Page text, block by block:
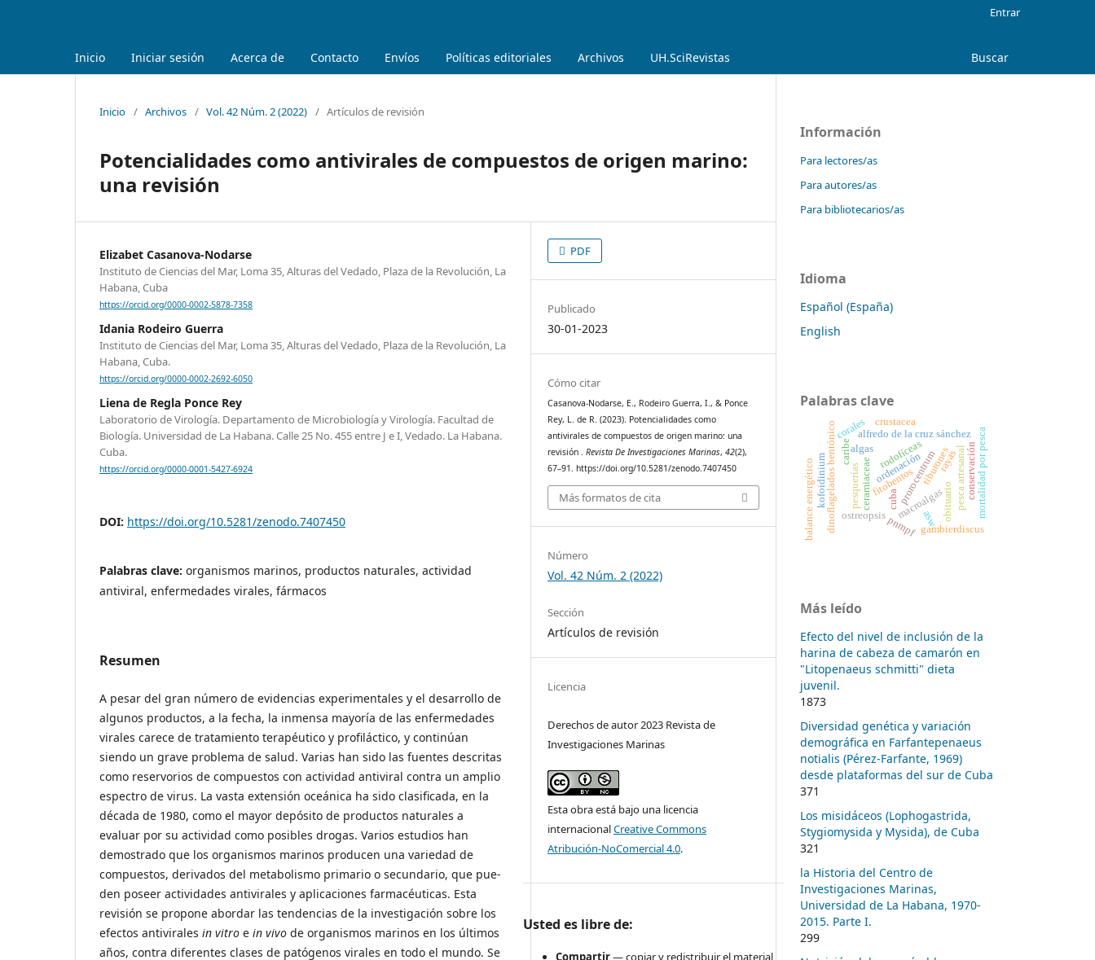
Inicio Iniciar sesión Acerca de Contacto Envíos Políticas editoriales Archivos UH.SciRevistas Buscar
Entrar
Inicio / Archivos / Vol. 42 Núm. 2 (2022) / Artículos de revisión
Potencialidades como antivirales de compuestos de origen marino:
una revisión
Elizabet Casanova-Nodarse
Instituto de Ciencias del Mar, Loma 35, Alturas del Vedado, Plaza de la Revolución, La
Habana, Cuba
https://orcid.org/0000-0002-5878-7358
Idania Rodeiro Guerra
Instituto de Ciencias del Mar, Loma 35, Alturas del Vedado, Plaza de la Revolución, La
Habana, Cuba.
https://orcid.org/0000-0002-2692-6050
Liena de Regla Ponce Rey
Laboratorio de Virología. Departamento de Microbiología y Virología. Facultad de
Biología. Universidad de La Habana. Calle 25 No. 455 entre J e I, Vedado. La Habana.
Cuba.
https://orcid.org/0000-0001-5427-6924
DOI: https://doi.org/10.5281/zenodo.7407450
Palabras clave: organismos marinos, productos naturales, actividad
antiviral, enfermedades virales, fármacos
Resumen
A pesar del gran número de evidencias experimentales y el desarrollo de
algunos productos, a la fecha, la inmensa mayoría de las enfermedades
virales carece de tratamiento terapéutico y profiláctico, y continúan
siendo un grave problema de salud. Varias han sido las fuentes descritas
como reservorios de compuestos con actividad antiviral contra un amplio
espectro de virus. La vasta extensión oceánica ha sido clasificada, en la
década de 1980, como el mayor depósito de productos naturales a
evaluar por su actividad como posibles drogas. Varios estudios han
demostrado que los organismos marinos producen una variedad de
compuestos, derivados del metabolismo primario o secundario, que pue-
den poseer actividades antivirales y aplicaciones farmacéuticas. Esta
revisión se propone abordar las tendencias de la investigación sobre los
efectos antivirales in vitro e in vivo de organismos marinos en los últimos
años, contra diferentes clases de patógenos virales en todo el mundo. Se
PDF
Publicado
30-01-2023
Cómo citar
Casanova-Nodarse, E., Rodeiro Guerra, I., & Ponce
Rey, L. de R. (2023). Potencialidades como
antivirales de compuestos de origen marino: una
revisión .Revista De Investigaciones Marinas,42(2),
67–91. https://doi.org/10.5281/zenodo.7407450
Más formatos de cita
Número
Vol. 42 Núm. 2 (2022)
Sección
Artículos de revisión
Licencia
Derechos de autor 2023 Revista de
Investigaciones Marinas
Esta obra está bajo una licencia
internacionalCreative Commons
Atribución-NoComercial 4.0.
Usted es libre de:
Compartir— copiar y redistribuir el material
Información
Para lectores/as
Para autores/as
Para bibliotecarios/as
Idioma
Español (España)
English
Palabras clave
caribe
ceramiaceae macroalgas
rodofíceas
fitobentos obituario
alfredo de la cruz sánchez
cuba
dinoflagelados bentónico gambierdiscus
ostreopsis
prorocentrum
algas
corales
pnmpf
tiburones
rayas
kofoidinium
balance energético pesca artesanal mortalidad por pesca
pesquerías ordenación
asw
conservación
crustacea
Más leído
Efecto del nivel de inclusión de la
harina de cabeza de camarón en
"Litopenaeus schmitti" dieta
juvenil.
1873
Diversidad genética y variación
demográfica en Farfantepenaeus
notialis (Pérez-Farfante, 1969)
desde plataformas del sur de Cuba
371
Los misidáceos (Lophogastrida,
Stygiomysida y Mysida), de Cuba
321
la Historia del Centro de
Investigaciones Marinas,
Universidad de La Habana, 1970-
2015. Parte I.
299